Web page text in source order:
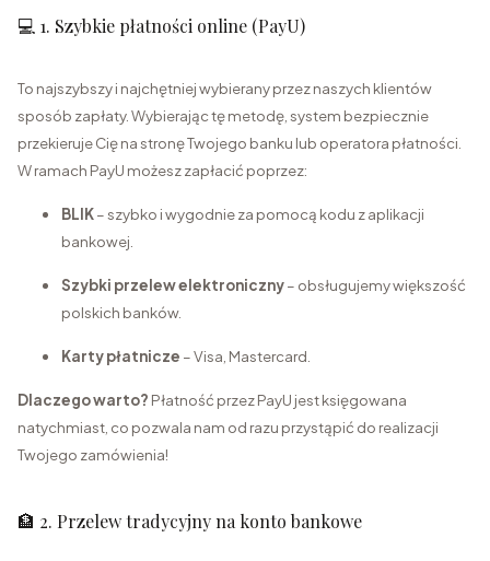
💻 1. Szybkie płatności online (PayU)
To najszybszy i najchętniej wybierany przez naszych klientów
sposób zapłaty. Wybierając tę metodę, system bezpiecznie
przekieruje Cię na stronę Twojego banku lub operatora płatności.
W ramach PayU możesz zapłacić poprzez:
BLIK– szybko i wygodnie za pomocą kodu z aplikacji
bankowej.
Szybki przelew elektroniczny– obsługujemy większość
polskich banków.
Karty płatnicze – Visa, Mastercard.
Dlaczego warto? Płatność przez PayU jest księgowana
natychmiast, co pozwala nam od razu przystąpić do realizacji
Twojego zamówienia!
🏦 2. Przelew tradycyjny na konto bankowe